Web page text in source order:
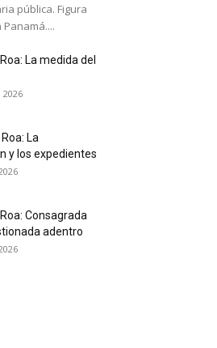
pública. Figura
La medida del
La
y los expedientes
Consagrada
adentro